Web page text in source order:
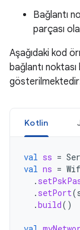
Bağlantı
parçası
Aşağıdaki kod
bağlantı
Kotlin
val ss =
val ns =
.
. setPort(
.build()